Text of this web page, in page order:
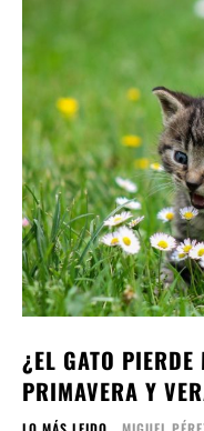
¿EL GATO PIERDE
PRIMAVERA Y